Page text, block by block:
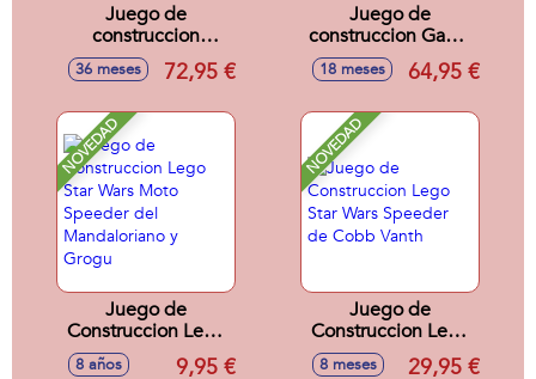
Juego de
construccion
Remix: Avión,
Camión Técnico Y
Lego City Great
Vehicles
36 meses 72,95 €
Juego de
construccion Game
Boy™ Lego Super
Mario
18 meses 64,95 €
NOVEDAD
Juego de
Construccion Lego
Star Wars Moto
8 años 9,95 €
NOVEDAD
Juego de
Construccion Lego
Star Wars Speeder
8 meses 29,95 €